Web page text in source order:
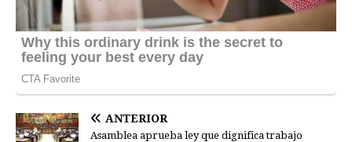
ANTERIOR
Asamblea aprueba ley que dignifica trabajo